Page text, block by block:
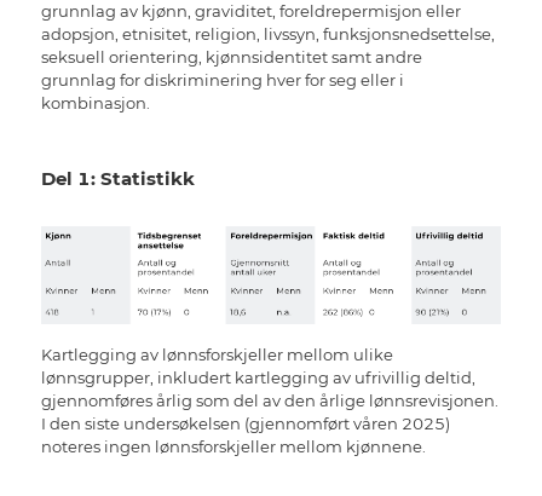
grunnlag av kjønn, graviditet, foreldrepermisjon eller
adopsjon, etnisitet, religion, livssyn, funksjonsnedsettelse,
seksuell orientering, kjønnsidentitet samt andre
grunnlag for diskriminering hver for seg eller i
kombinasjon.
Del 1: Statistikk
Kartlegging av lønnsforskjeller mellom ulike
lønnsgrupper, inkludert kartlegging av ufrivillig deltid,
gjennomføres årlig som del av den årlige lønnsrevisjonen.
I den siste undersøkelsen (gjennomført våren 2025)
noteres ingen lønnsforskjeller mellom kjønnene.